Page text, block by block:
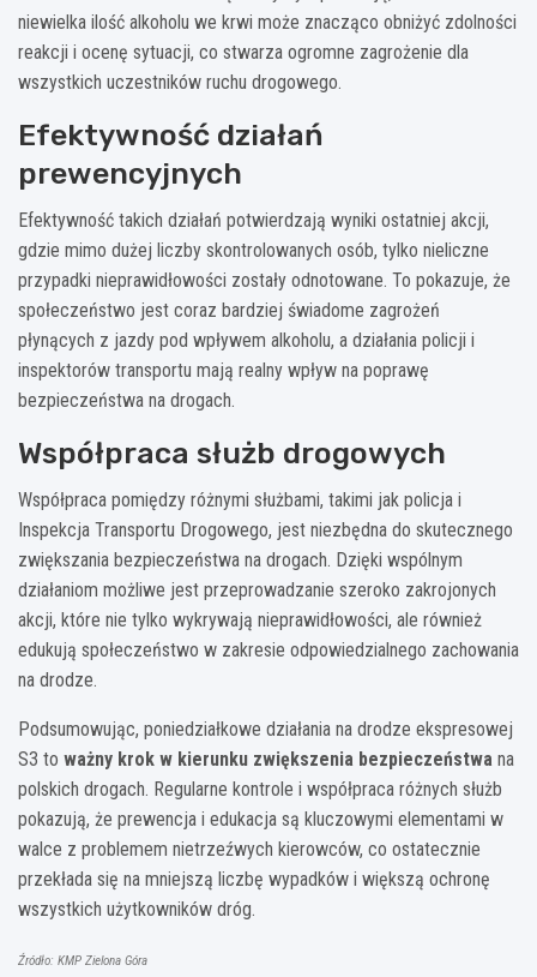
niewielka ilość alkoholu we krwi może znacząco obniżyć zdolności
reakcji i ocenę sytuacji, co stwarza ogromne zagrożenie dla
wszystkich uczestników ruchu drogowego.
Efektywność działań
prewencyjnych
Efektywność takich działań potwierdzają wyniki ostatniej akcji,
gdzie mimo dużej liczby skontrolowanych osób, tylko nieliczne
przypadki nieprawidłowości zostały odnotowane. To pokazuje, że
społeczeństwo jest coraz bardziej świadome zagrożeń
płynących z jazdy pod wpływem alkoholu, a działania policji i
inspektorów transportu mają realny wpływ na poprawę
bezpieczeństwa na drogach.
Współpraca służb drogowych
Współpraca pomiędzy różnymi służbami, takimi jak policja i
Inspekcja Transportu Drogowego, jest niezbędna do skutecznego
zwiększania bezpieczeństwa na drogach. Dzięki wspólnym
działaniom możliwe jest przeprowadzanie szeroko zakrojonych
akcji, które nie tylko wykrywają nieprawidłowości, ale również
edukują społeczeństwo w zakresie odpowiedzialnego zachowania
na drodze.
Podsumowując, poniedziałkowe działania na drodze ekspresowej
S3 to ważny krok w kierunku zwiększenia bezpieczeństwa na
polskich drogach. Regularne kontrole i współpraca różnych służb
pokazują, że prewencja i edukacja są kluczowymi elementami w
walce z problemem nietrzeźwych kierowców, co ostatecznie
przekłada się na mniejszą liczbę wypadków i większą ochronę
wszystkich użytkowników dróg.
Źródło: KMP Zielona Góra